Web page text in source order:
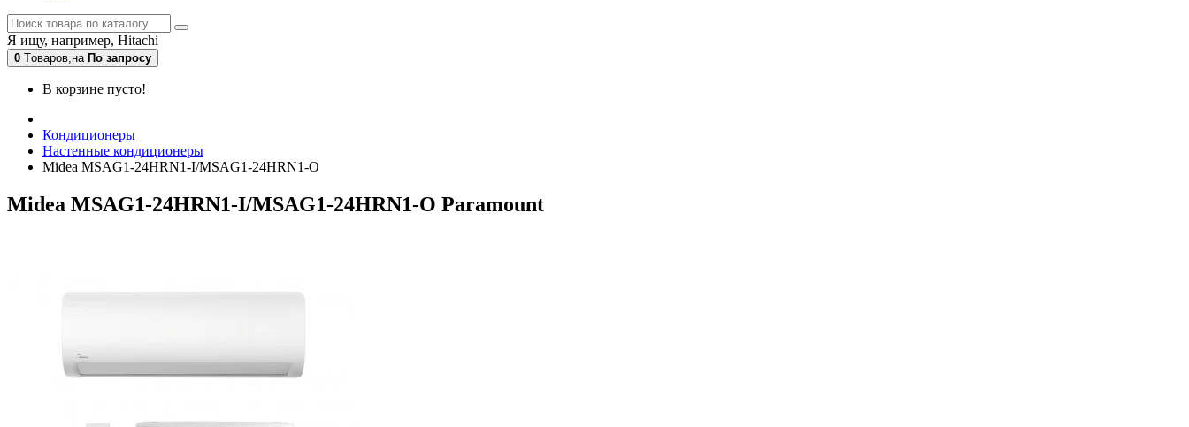
Я ищу, например, Hitachi
0 Tоваров,на По запросу
В корзине пусто!
Кондиционеры
Настенные кондиционеры
Midea MSAG1-24HRN1-I/MSAG1-24HRN1-O
Midea MSAG1-24HRN1-I/MSAG1-24HRN1-O Paramount